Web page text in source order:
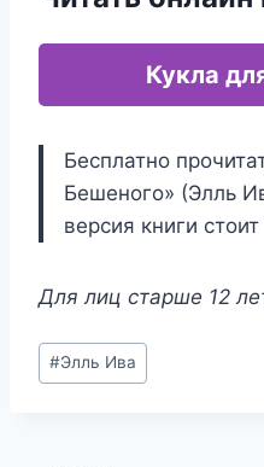
Кукла
Бесплатно
Бешеного» (Элль
версия книги
Для лиц старше 12
Метки
записи:
#Элль Ива